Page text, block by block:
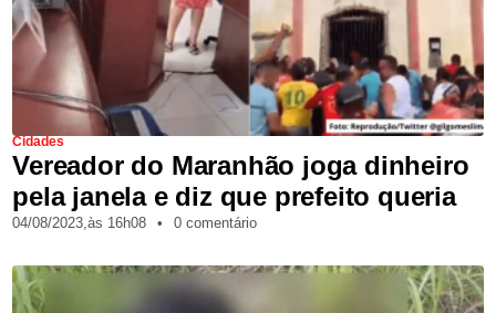
Cidades
Vereador do Maranhão joga dinheiro
pela janela e diz que prefeito queria
04/08/2023,às 16h08 • 0 comentário